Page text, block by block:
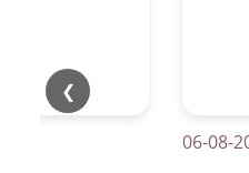
❮
06-08-